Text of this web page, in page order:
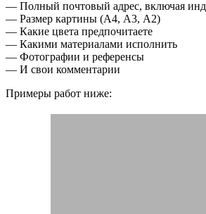
— Полный почтовый адрес, включая
— Размер картины (А4, А3, А2)
— Какие цвета предпочитаете
— Какими материалами исполнить
— Фотографии и референсы
— И свои комментарии
Примеры работ ниже: